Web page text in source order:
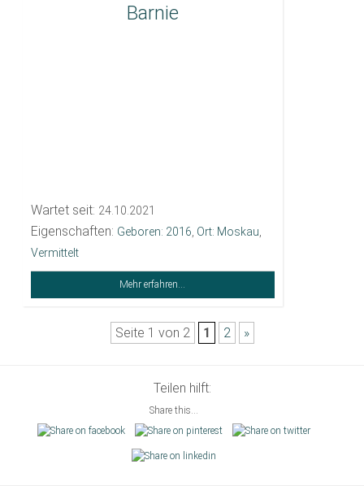
Barnie
Wartet seit: 24.10.2021
Eigenschaften: Geboren: 2016 Ort: Moskau
Vermittelt
Mehr erfahren...
Seite 1 von 2 1 2 »
Teilen hilft:
Share this...